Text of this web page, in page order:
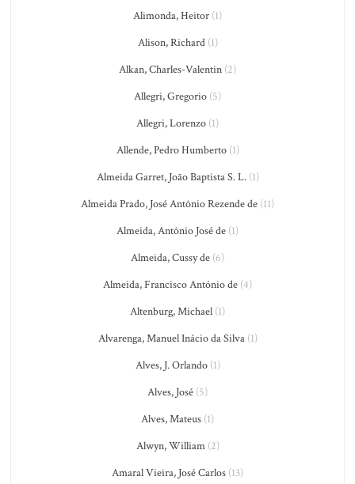
Alimonda, Heitor (1)
Alison, Richard(1)
Alkan, Charles-Valentin (2)
Allegri, Gregorio (5)
Allegri, Lorenzo (1)
Allende, Pedro Humberto(1)
Almeida Garret, João Baptista S. L.(1)
Almeida Prado, José Antônio Rezende de (11)
Almeida, Antônio José de (1)
Almeida, Cussy de (6)
Almeida, Francisco António de (4)
Altenburg, Michael (1)
Alvarenga, Manuel Inácio da Silva(1)
Alves, J. Orlando(1)
Alves, José (5)
Alves, Mateus (1)
Alwyn, William(2)
Amaral Vieira, José Carlos (13)